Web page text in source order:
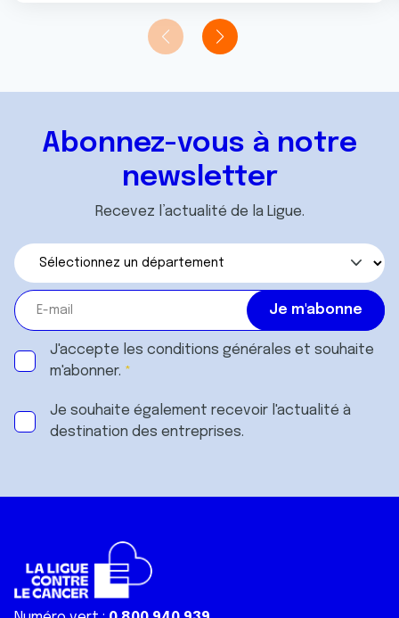
Abonnez-vous à notre
newsletter
Recevez l’actualité de la Ligue.
J'accepte les conditions générales et souhaite
m'abonner.
Je souhaite également recevoir l'actualité à
destination des entreprises.